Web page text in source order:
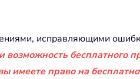
исправляющими
бесплатного
имеете право на